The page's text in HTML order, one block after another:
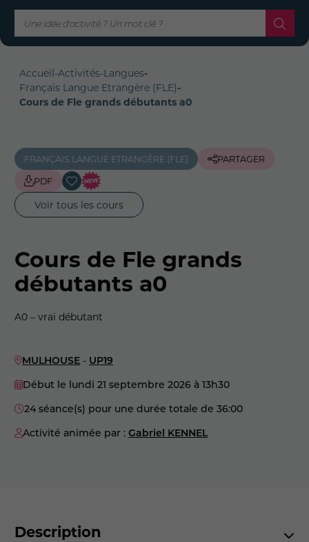
Accueil-Activités-Langues-
Français Langue Etrangère (FLE)-
Cours de Fle grands débutants a0
FRANÇAIS LANGUE ETRANGÈRE (FLE)
PARTAGER
PDF
Voir tous les cours
Cours de Fle grands
débutants a0
A0 – vrai débutant
MULHOUSE - UP19
Début le lundi 21 septembre 2026 à 13h30
24 séance(s) pour une durée totale de 36:00
Activité animée par : Gabriel KENNEL
Description